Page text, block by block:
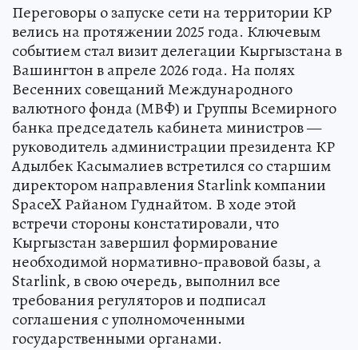
Переговоры о запуске сети на территории КР
велись на протяжении 2025 года. Ключевым
событием стал визит делегации Кыргызстана в
Вашингтон в апреле 2026 года. На полях
Весенних совещаний Международного
валютного фонда (МВФ) и Группы Всемирного
банка председатель кабинета министров —
руководитель администрации президента КР
Адылбек Касымалиев встретился со старшим
директором направления Starlink компании
SpaceX Райаном Гуднайтом. В ходе этой
встречи стороны констатировали, что
Кыргызстан завершил формирование
необходимой нормативно-правовой базы, а
Starlink, в свою очередь, выполнил все
требования регуляторов и подписал
соглашения с уполномоченными
государственными органами.